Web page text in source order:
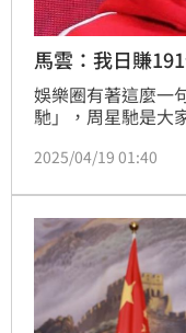
馬雲：我日賺
娛樂圈有著這麼一
馳」，周星馳是大
年的《唐伯虎點秋
知道周星馳的演技
令人讚嘆！(記者唐
2025/04/19 01:40